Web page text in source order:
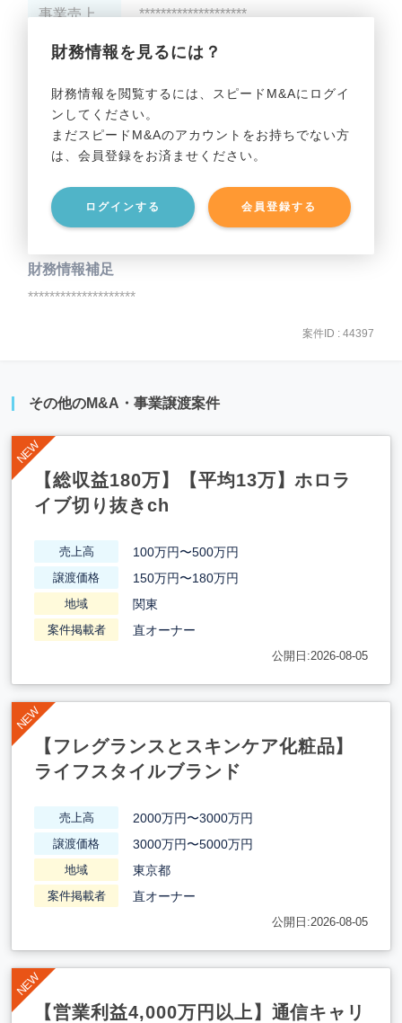
財務情報を見るには？
財務情報を閲覧するには、スピードM&Aにログイ
ンしてください。
まだスピードM&Aのアカウントをお持ちでない方
は、会員登録をお済ませください。
ログインする 会員登録する
事業売上 ********************
事業利益 ********************
貸借対照表（B/S）
事業資産 ********************
事業負債 ********************
財務情報補足
********************
案件ID : 44397
その他のM&A・事業譲渡案件
【総収益180万】【平均13万】ホロラ
イブ切り抜きch
売上高 100万円〜500万円
譲渡価格 150万円〜180万円
地域 関東
案件掲載者 直オーナー
公開日:2026-08-05
【フレグランスとスキンケア化粧品】
ライフスタイルブランド
売上高 2000万円〜3000万円
譲渡価格 3000万円〜5000万円
地域 東京都
案件掲載者 直オーナー
公開日:2026-08-05
【営業利益4,000万円以上】通信キャリ